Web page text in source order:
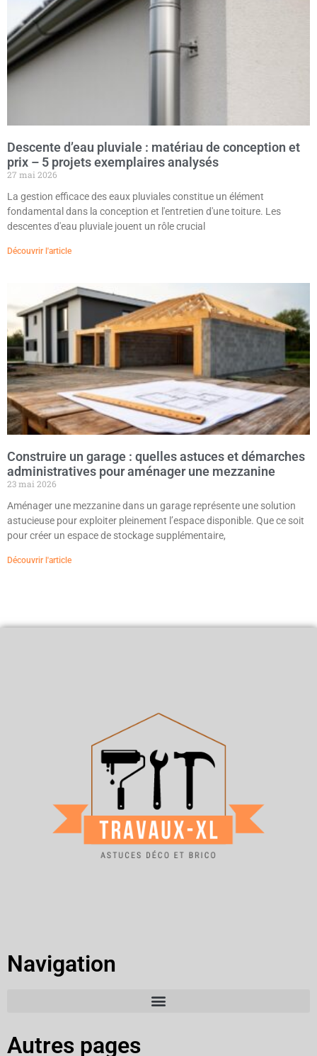
Descente d’eau pluviale : matériau de conception et
prix – 5 projets exemplaires analysés
27 mai 2026
La gestion efficace des eaux pluviales constitue un élément
fondamental dans la conception et l'entretien d'une toiture. Les
descentes d'eau pluviale jouent un rôle crucial
Découvrir l'article
Construire un garage : quelles astuces et démarches
administratives pour aménager une mezzanine
23 mai 2026
Aménager une mezzanine dans un garage représente une solution
astucieuse pour exploiter pleinement l’espace disponible. Que ce soit
pour créer un espace de stockage supplémentaire,
Découvrir l'article
Navigation
Autres pages